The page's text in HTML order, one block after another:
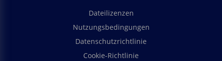
Dateilizenzen
Nutzungsbedingungen
Datenschutzrichtlinie
Cookie-Richtlinie